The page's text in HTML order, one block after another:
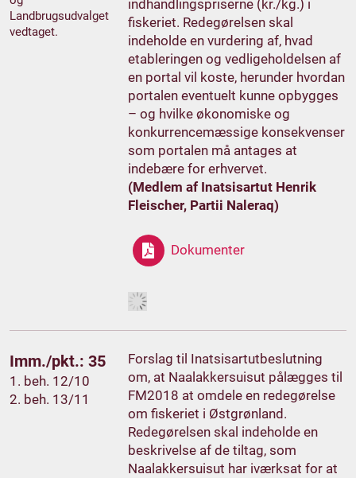
Landbrugsudvalget
vedtaget.
indhandlingspriserne (kr./kg.) i
fiskeriet. Redegørelsen skal
indeholde en vurdering af, hvad
etableringen og vedligeholdelsen af
en portal vil koste, herunder hvordan
portalen eventuelt kunne opbygges
– og hvilke økonomiske og
konkurrencemæssige konsekvenser
som portalen må antages at
indebære for erhvervet.
(Medlem af Inatsisartut Henrik
Fleischer, Partii Naleraq)
Dokumenter
Imm./pkt.: 35
1. beh. 12/10
2. beh. 13/11
Forslag til Inatsisartutbeslutning
om, at Naalakkersuisut pålægges til
FM2018 at omdele en redegørelse
om fiskeriet i Østgrønland.
Redegørelsen skal indeholde en
beskrivelse af de tiltag, som
Naalakkersuisut har iværksat for at